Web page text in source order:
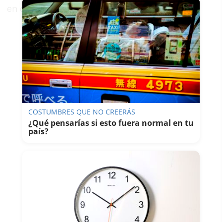
en cuenta los medios de los que disponemos".
COSTUMBRES QUE NO CREERÁS
¿Qué pensarías si esto fuera normal en tu
país?